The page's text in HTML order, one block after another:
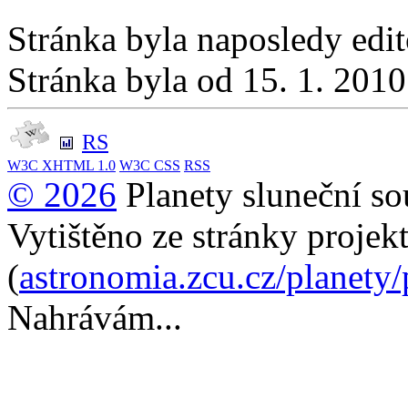
Stránka byla naposledy
Stránka byla od 15. 1.
RS
W3C XHTML 1.0 W3C CSS RSS
© 2026 Planety sluneční
Vytištěno ze stránky
(astronomia.zcu.cz/
Nahrávám...